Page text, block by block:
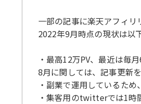
一部の記事に楽天アフィリ
2022年9月時点の現状は以
・最高12万PV、最近は毎
8月に関しては、記事更新
・副業で運用しているた
・集客用のtwitterでは1時